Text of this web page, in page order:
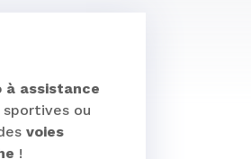
à assistance
sportives ou
voies
!